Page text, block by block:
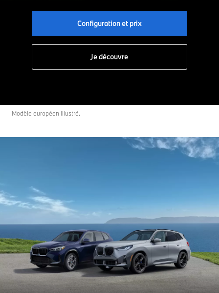
Configuration et prix
Je découvre
Modèle européen illustré.